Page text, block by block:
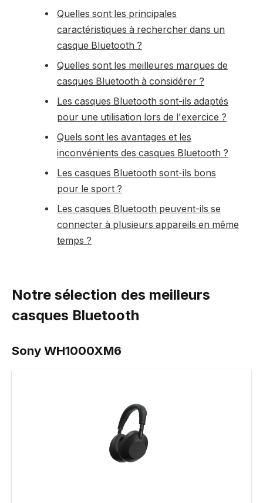
Quelles sont les principales
caractéristiques à rechercher dans un
casque Bluetooth ?
Quelles sont les meilleures marques de
casques Bluetooth à considérer ?
Les casques Bluetooth sont-ils adaptés
pour une utilisation lors de l'exercice ?
Quels sont les avantages et les
inconvénients des casques Bluetooth ?
Les casques Bluetooth sont-ils bons
pour le sport ?
Les casques Bluetooth peuvent-ils se
connecter à plusieurs appareils en même
temps ?
Notre sélection des meilleurs
casques Bluetooth
Sony WH1000XM6